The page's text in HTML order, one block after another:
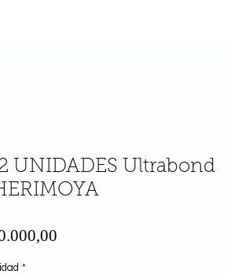
UNIDADES Ultrabond
*